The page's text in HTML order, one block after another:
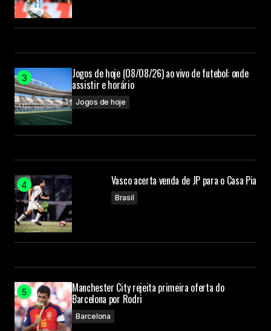
Jogos de hoje (08/08/26) ao vivo de futebol: onde
assistir e horário
Jogos de hoje
Vasco acerta venda de JP para o Casa Pia
Brasil
Manchester City rejeita primeira oferta do
Barcelona por Rodri
Barcelona